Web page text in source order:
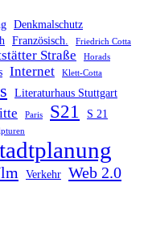
Denkmalschutz
Französisch. Friedrich Cotta
Straße Horads
Internet Klett-Cotta
Literaturhaus Stuttgart
Paris S21 S 21
Verkehr Web 2.0